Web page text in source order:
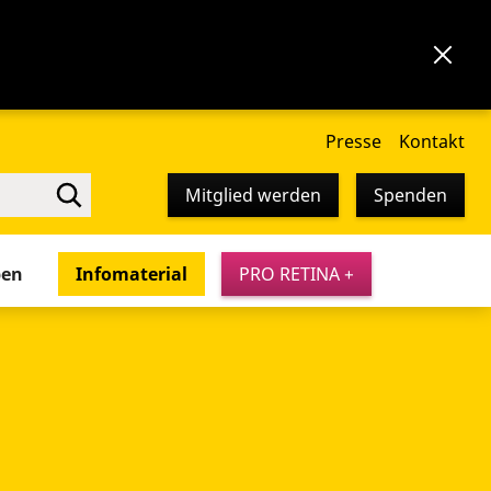
Presse Kontakt
Mitglied werden Spenden
Infomaterial PRO RETINA +